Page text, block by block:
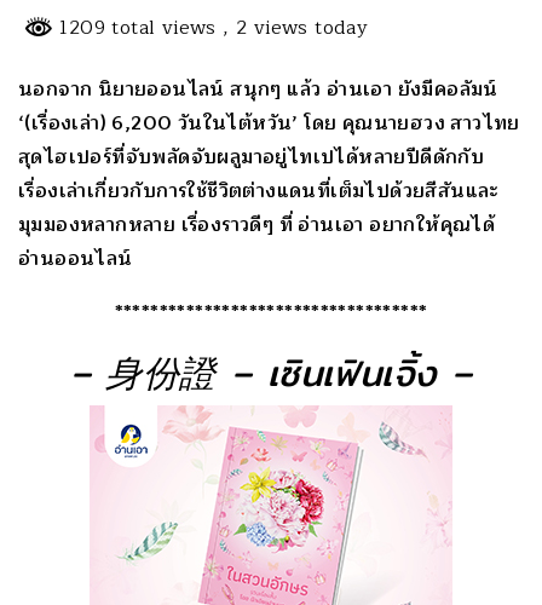
1209 total views , 2 views today
นอกจาก นิยายออนไลน์ สนุกๆ แล้ว อ่านเอา ยังมีคอลัมน์
‘(เรื่องเล่า) 6,200 วันในไต้หวัน’ โดย คุณนายฮวง สาวไทย
สุดไฮเปอร์ที่จับพลัดจับผลูมาอยู่ไทเปได้หลายปีดีดักกับ
เรื่องเล่าเกี่ยวกับการใช้ชีวิตต่างแดนที่เต็มไปด้วยสีสันและ
มุมมองหลากหลาย เรื่องราวดีๆ ที่ อ่านเอา อยากให้คุณได้
อ่านออนไลน์
***********************************
– 身份證 – เซินเฟินเจิ้ง –